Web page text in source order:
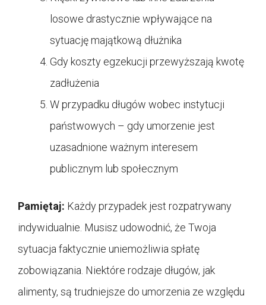
losowe drastycznie wpływające na
sytuację majątkową dłużnika
Gdy koszty egzekucji przewyższają kwotę
zadłużenia
W przypadku długów wobec instytucji
państwowych – gdy umorzenie jest
uzasadnione ważnym interesem
publicznym lub społecznym
Pamiętaj: Każdy przypadek jest rozpatrywany
indywidualnie. Musisz udowodnić, że Twoja
sytuacja faktycznie uniemożliwia spłatę
zobowiązania. Niektóre rodzaje długów, jak
alimenty, są trudniejsze do umorzenia ze względu